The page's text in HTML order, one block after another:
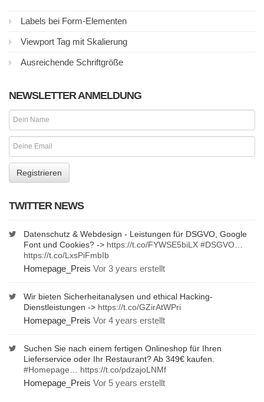
Labels bei Form-Elementen
Viewport Tag mit Skalierung
Ausreichende Schriftgröße
NEWSLETTER ANMELDUNG
TWITTER NEWS
Datenschutz & Webdesign - Leistungen für DSGVO, Google
Font und Cookies? -> https://t.co/FYWSE5biLX #DSGVO
https://t.co/LxsPiFmbIb
Homepage_Preis Vor 3 years erstellt
Wir bieten Sicherheitanalysen und ethical Hacking-
Dienstleistungen -> https://t.co/GZirAtWPri
Homepage_Preis Vor 4 years erstellt
Suchen Sie nach einem fertigen Onlineshop für Ihren
Lieferservice oder Ihr Restaurant? Ab 349€ kaufen.
#Homepage
https://t.co/pdzajoLNMf
Homepage_Preis Vor 5 years erstellt